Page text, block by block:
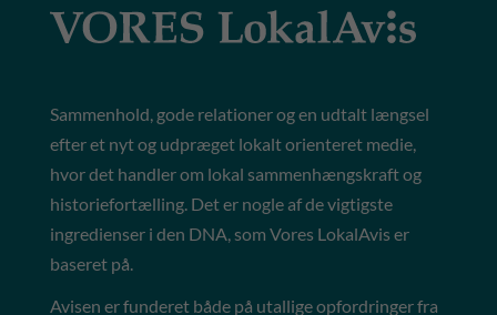
Sammenhold, gode relationer og en udtalt længsel
efter et nyt og udpræget lokalt orienteret medie,
hvor det handler om lokal sammenhængskraft og
historiefortælling. Det er nogle af de vigtigste
ingredienser i den DNA, som Vores LokalAvis er
baseret på.
Avisen er funderet både på utallige opfordringer fra